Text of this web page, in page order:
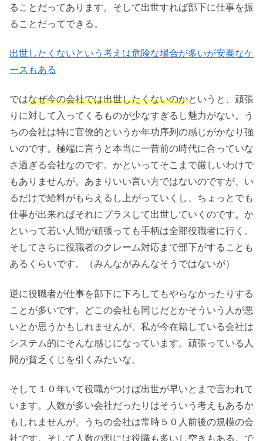
ることだってあります。そして出世すれば部下に仕事を振
ることだってできる。
出世したくないという考えは危険な場合が多いが安泰なケ
ースもある
ではなぜ今の会社では出世したくないのかというと、頑張
りに対して入ってくるものが少なすぎるし魅力がない。う
ちの会社は特に官僚的というか年功序列の感じがかなり強
いのです。極端に言うと本当に一昔前の時代に合っていな
さ過ぎる会社なのです。かといってそこまで厳しいわけで
もありませんが。あまりいい言い方ではないのですが、い
るだけで給料がもらえるし上がっていくし、ちょっとでも
仕事が出来ればそれにプラスして出世していくのです。か
といって若い人間が頑張っても手柄は全部役職者に行く。
そしてさらに役職者のクレーム対応まで部下がすることも
あるくらいです。（みんながみんなそうではないが）
逆に役職者が仕事を部下に下ろしてもやらなかったりする
ことが多いです。どこの会社も同じだとかそういう人が悪
いとか思うかもしれませんが、私が今在籍している会社は
システム的にそんな感じになっています。頑張っている人
間が貧乏くじを引くみたいな。
そして１０年いて役職がつけば出世が早いとまで言われて
います。人数が多い会社だったりはそういう考えもあるか
もしれませんが、うちの会社は常時５０人前後の規模の会
社です。そして人数の割には役職も多いし空きもある。で